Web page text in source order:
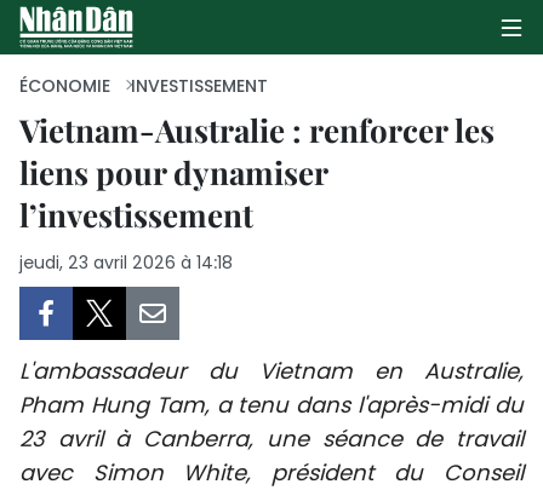
PAGE D'ACCUEIL
POLITIQUE
CULTURE
TOURISME
ÉCONOMIE INVESTISSEMENT
Vietnam-Australie : renforcer les
liens pour dynamiser
l’investissement
jeudi, 23 avril 2026 à 14:18
L'ambassadeur du Vietnam en Australie,
Pham Hung Tam, a tenu dans l'après-midi du
23 avril à Canberra, une séance de travail
avec Simon White, président du Conseil